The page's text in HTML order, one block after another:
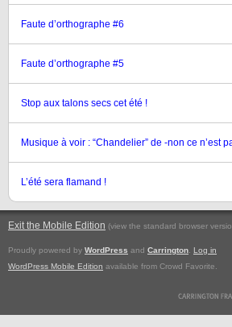
Faute d’orthographe #6
Faute d’orthographe #5
Stop aux talons secs cet été !
Musique à voir : “Chandelier” de -non ce n’est
L’été sera flamand !
Exit the Mobile Edition (view the standard browser
Proudly powered by WordPress and Carrington
Log in
WordPress Mobile Edition available from Crowd Favorite.